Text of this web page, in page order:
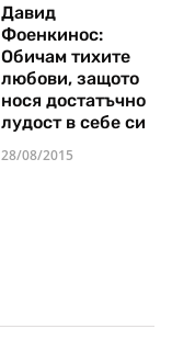
Давид
Фоенкинос:
Обичам тихите
любови, защото
нося достатъчно
лудост в себе си
28/08/2015